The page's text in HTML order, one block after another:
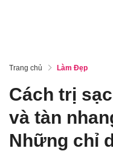
Trang chủ Làm Đẹp
Cách trị
và tàn
Những chỉ